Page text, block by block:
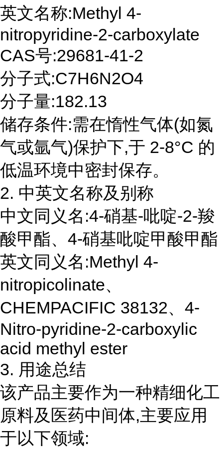
英文名称:Methyl 4-
nitropyridine-2-carboxylate
CAS号:29681-41-2
分子式:C7H6N2O4
分子量:182.13
储存条件:需在惰性气体(如氮
气或氩气)保护下,于 2-8°C 的
低温环境中密封保存。
2. 中英文名称及别称
中文同义名:4-硝基-吡啶-2-羧
酸甲酯、4-硝基吡啶甲酸甲酯
英文同义名:Methyl 4-
nitropicolinate、
CHEMPACIFIC 38132、4-
Nitro-pyridine-2-carboxylic
acid methyl ester
3. 用途总结
该产品主要作为一种精细化工
原料及医药中间体,主要应用
于以下领域: